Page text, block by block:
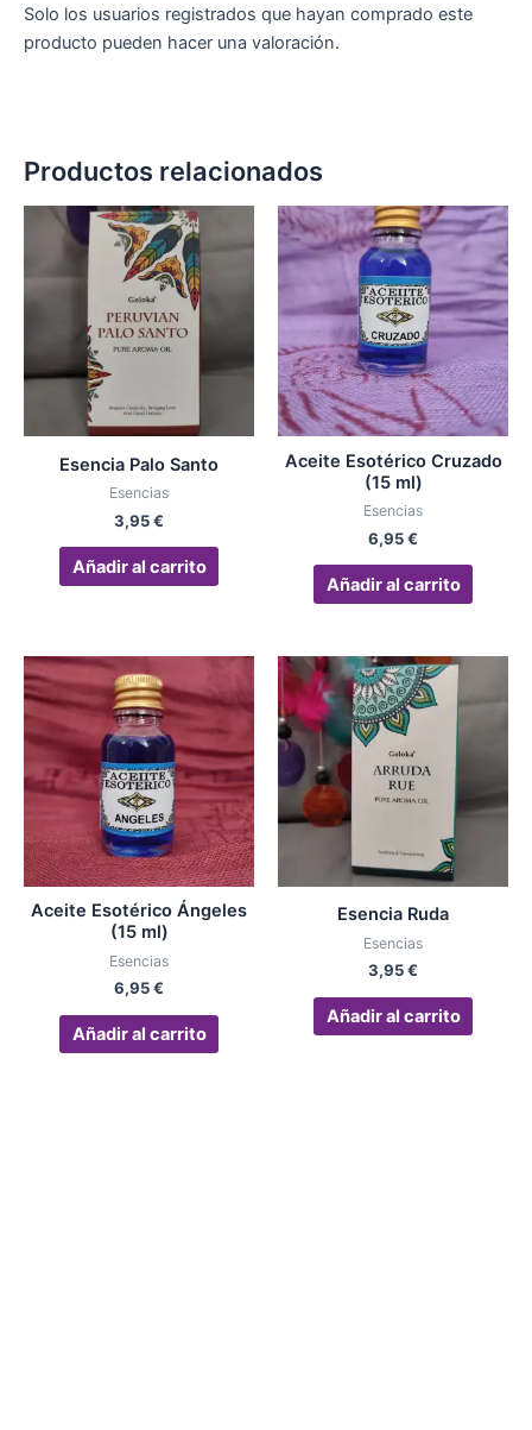
Solo los usuarios registrados que hayan comprado este
producto pueden hacer una valoración.
Productos relacionados
Esencia Palo Santo
Esencias
3,95€
Añadir al carrito
Aceite Esotérico Cruzado
(15 ml)
Esencias
6,95€
Añadir al carrito
Aceite Esotérico Ángeles
(15 ml)
Esencias
6,95€
Añadir al carrito
Esencia Ruda
Esencias
3,95€
Añadir al carrito